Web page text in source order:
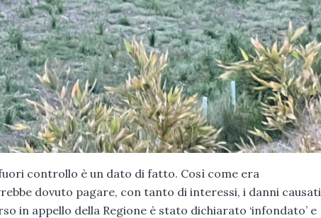
controllo è un dato di fatto. Così come era
dovuto pagare, con tanto di interessi, i danni causati
in appello della Regione è stato dichiarato ‘infondato’ e